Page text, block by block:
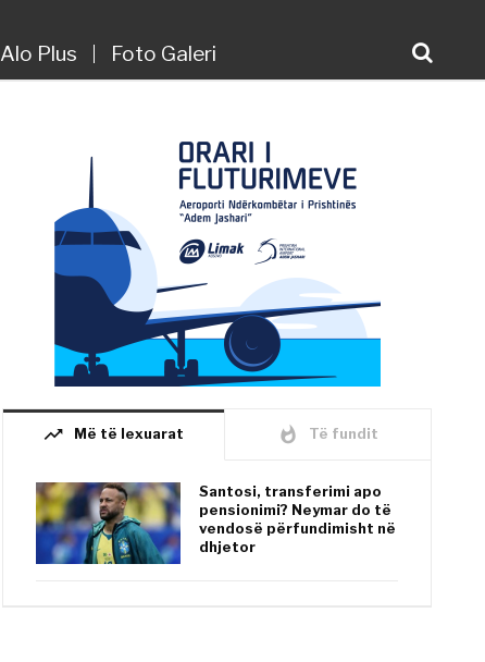
Alo Plus Foto Galeri
trending_up Më të lexuarat whatshot Të fundit
Santosi, transferimi apo
pensionimi? Neymar do të
vendosë përfundimisht në
dhjetor